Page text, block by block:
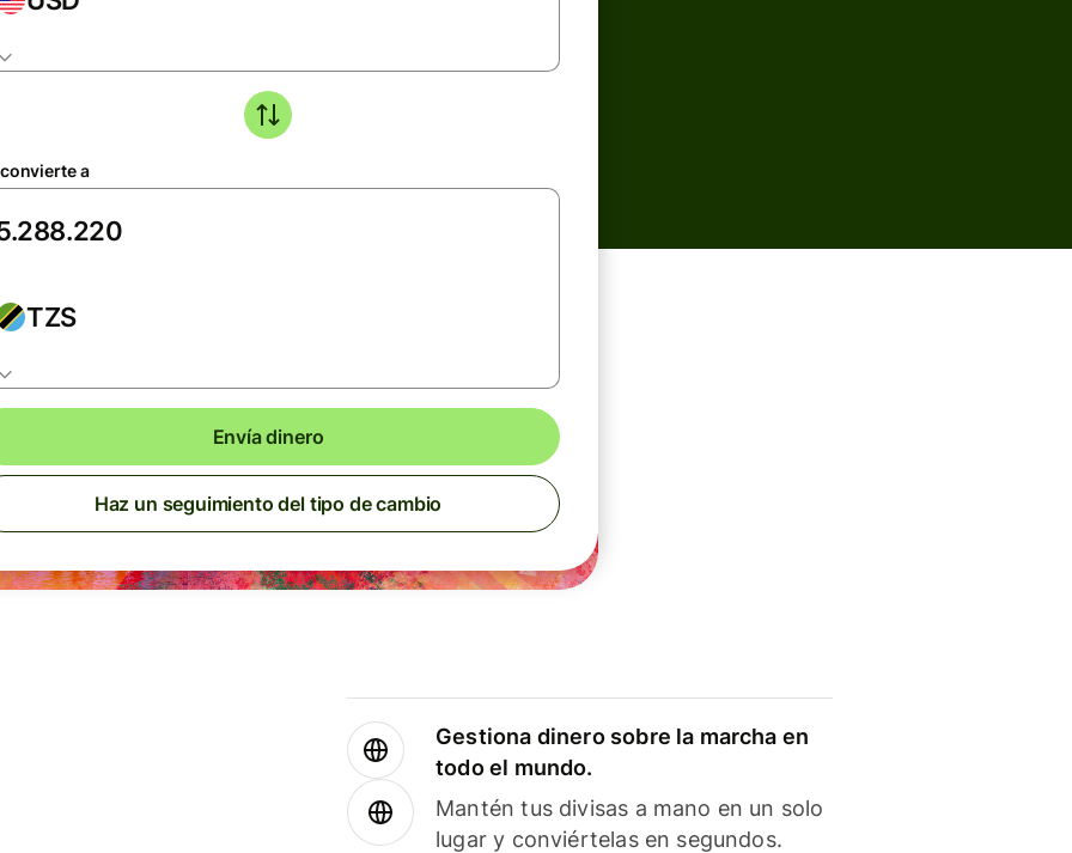
a
TZS
Envía dinero
Haz un seguimiento del tipo de cambio
Gestiona dinero sobre la marcha en
todo el mundo.
Mantén tus divisas a mano en un solo
lugar y conviértelas en segundos.